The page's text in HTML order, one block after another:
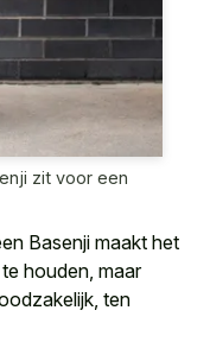
zit voor een
Basenji maakt het
houden, maar
ten